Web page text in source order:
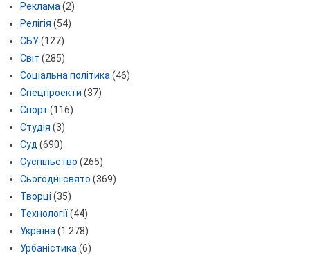
Реклама(2)
Релігія (54)
СБУ(127)
Світ (285)
Соціальна політика(46)
Спецпроекти (37)
Спорт (116)
Студія (3)
Суд (690)
Суспільство (265)
Сьогодні свято (369)
Творці (35)
Технології(44)
Україна(1 278)
Урбаністика(6)